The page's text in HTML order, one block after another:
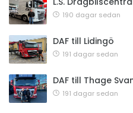
190 dagar sedan
DAF till Lidingö
191 dagar sedan
DAF till Thage
191 dagar sedan